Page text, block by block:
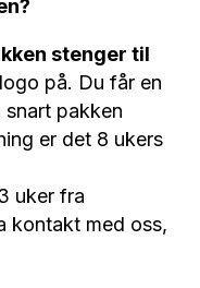
stenger til
på. Du får en
snart pakken
er det 8 ukers
uker fra
kontakt med oss,